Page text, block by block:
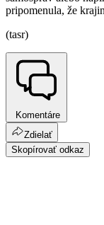
pripomenula, že
(tasr)
Komentáre
Zdielať
Skopírovať odkaz